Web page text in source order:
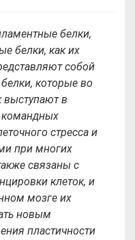
белки,
белки, как их
собой
которые во
выступают в
командных
стресса и
при многих
связаны с
клеток, и
мозге их
новым
пластичности